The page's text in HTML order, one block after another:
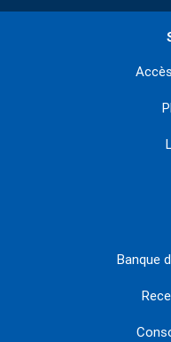
Banque